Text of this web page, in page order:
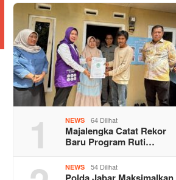
1 NEWS 64 Dilihat
Majalengka Catat Rekor
Baru Program Ruti…
NEWS 54 Dilihat